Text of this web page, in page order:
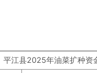
平江县2025年油菜扩种资